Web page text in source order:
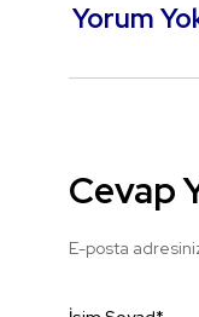
Yorum
Cevap
E-posta